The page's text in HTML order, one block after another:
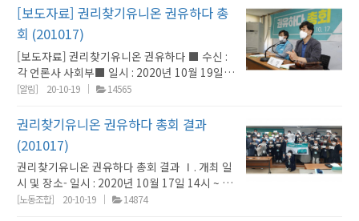
38면 기자칼럼에서 민주노총의 파업 예고를 비
난했습니다. ‘전태일 50주기와 민노총의 총파업
예고’라는 제목의 이 칼럼은 ILO 핵심협약 비준
을 위해 정부가 발의한 노조법 개정안이 노조엔
절대적으로 유리하다고 지적합니다. 불만이 훨
씬 큰 경영계는 “속이 썩어가는데도 아무 말 못
라고 국회를 겁박한다”고 주장했습니다. 정부가
발의한 노조법이 노조에 절대 유리하다는 것도,
경영계가 아무 말 못한다는 것도 사실과 거리가
멉니다. 또 칼럼은 민주노총 내 “현장파가 세력
과시를 위해 총파업을 예고”했다는 주장합니다.
소가 웃을 일입니다. 그러면서 민주노총이 5인
송과 분류작업(까대기)’ 문제를 풀어야 한다고
주문했습니다. 한겨레는 사설에서도 ‘당일배
송’이 사라져야 한다고 주문했습니다. 한겨레는
시민들(소비자)이 당장은 좀 불편하더라도 당일
배송에 반대 목소리를 내기 시작한 ‘연대’를 강
조했습니다. 자칫 당일배송을 둘러싸고 소비자
업의 ‘빨리빨리’ 문화가 만들어낸 비극을 해결하
려는 의지가 강해보입니다. -한국일보는 ‘한숨
도 못자고 너무 힘들다…택배노동자 올 10명째
과로사’라는 제목의 12면 머리기사를 통해, 어
제 ‘9번째 사망’이라고 보도한 걸 바로잡았습니
다. -경향신문은 특수고용직인 택배노동자의 산
[보도자료] 권리찾기유니온 권유하다 총
회 (201017)
[보도자료] 권리찾기유니온 권유하다 ■ 수신 :
각 언론사 사회부■ 일시 : 2020년 10월 19일
(월) 19:00■ 요청 : 권리찾기유니온 권유하다
2966-5752) 권유하다, 총회 열어 노동조합으
로 조직전환 결정.5인미만 사업장, 근기법 밖 노
동자가 함께 만드는 권리찾기 노조로...가짜 5인
미만 사업장 고발당사자들이 1호·2호 조합원으
로 가입.생애주기·직능계층·거점기반·제도개
혁 전략사업 채택.근기법 차별 폐지하고 헌법33
[알림] 20-10-19 14565
권리찾기유니온 권유하다 총회 결과
(201017)
권리찾기유니온 권유하다 총회 결과 Ⅰ. 개최 일
시 및 장소- 일시 : 2020년 10월 17일 14시 ~ 16
시 40분- 장소 : 민주노총 13층 대회의실- 의장 :
[노동조합] 20-10-19 14874